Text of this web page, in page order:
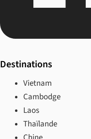
Destinations
Vietnam
Cambodge
Laos
Thaïlande